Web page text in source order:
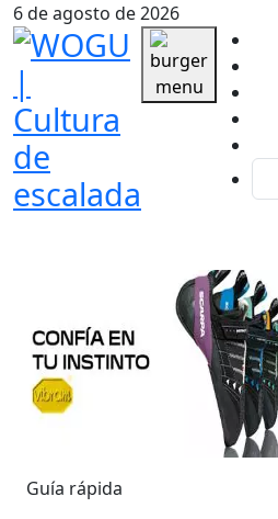
6 de agosto de 2026
Guía rápida